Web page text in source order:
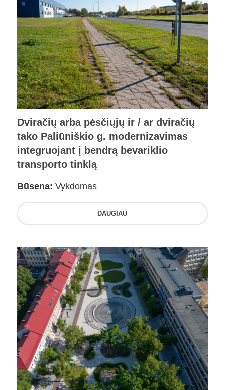
Dviračių arba pėsčiųjų ir / ar dviračių
tako Paliūniškio g. modernizavimas
integruojant į bendrą bevariklio
transporto tinklą
Būsena: Vykdomas
DAUGIAU